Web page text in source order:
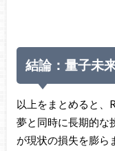
結論：量子未
以上をまとめると
夢と同時に長期的な
が現状の損失を膨ら